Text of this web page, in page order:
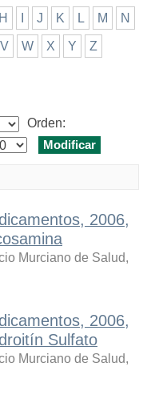
H J K L M N
V W X Y Z
Orden:
2006,
Murciano de Salud,
2006,
Sulfato
Murciano de Salud,